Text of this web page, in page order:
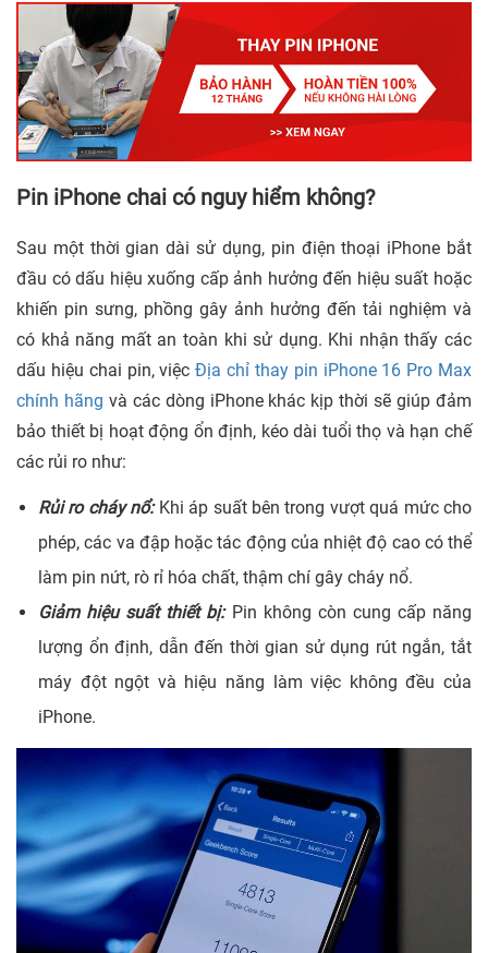
Pin iPhone chai có nguy hiểm không?
Sau một thời gian dài sử dụng, pin điện thoại iPhone bắt
đầu có dấu hiệu xuống cấp ảnh hưởng đến hiệu suất hoặc
khiến pin sưng, phồng gây ảnh hưởng đến tải nghiệm và
có khả năng mất an toàn khi sử dụng. Khi nhận thấy các
dấu hiệu chai pin, việcĐịa chỉ thay pin iPhone 16 Pro Max
chính hãng và các dòng iPhone khác kịp thời sẽ giúp đảm
bảo thiết bị hoạt động ổn định, kéo dài tuổi thọ và hạn chế
các rủi ro như:
Rủi ro cháy nổ: Khi áp suất bên trong vượt quá mức cho
phép, các va đập hoặc tác động của nhiệt độ cao có thể
làm pin nứt, rò rỉ hóa chất, thậm chí gây cháy nổ.
Giảm hiệu suất thiết bị:Pin không còn cung cấp năng
lượng ổn định, dẫn đến thời gian sử dụng rút ngắn, tắt
máy đột ngột và hiệu năng làm việc không đều của
iPhone.